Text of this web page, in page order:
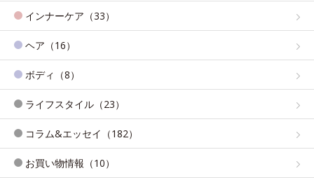
インナーケア（33）
ヘア（16）
ボディ（8）
ライフスタイル（23）
コラム&エッセイ（182）
お買い物情報（10）